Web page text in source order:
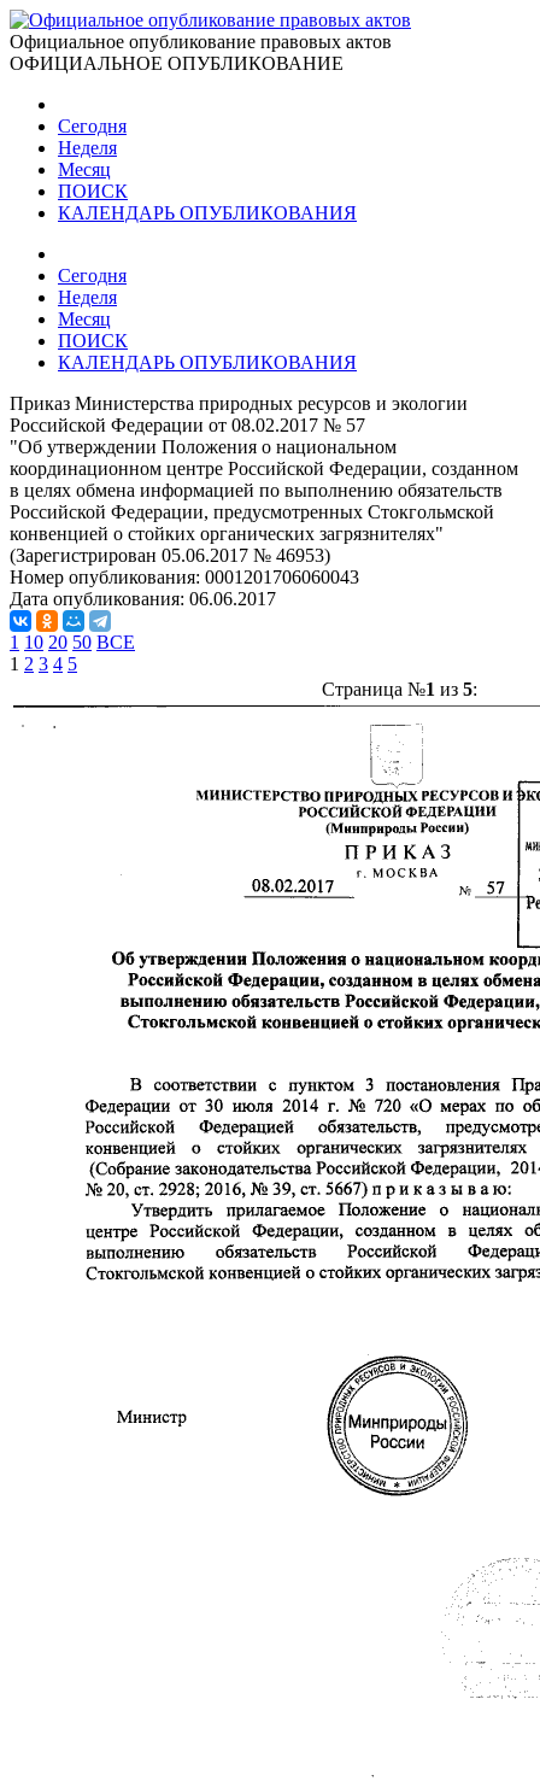
Официальное опубликование правовых актов
ОФИЦИАЛЬНОЕ ОПУБЛИКОВАНИЕ
Сегодня
Неделя
Месяц
ПОИСК
КАЛЕНДАРЬ ОПУБЛИКОВАНИЯ
Сегодня
Неделя
Месяц
ПОИСК
КАЛЕНДАРЬ ОПУБЛИКОВАНИЯ
Приказ Министерства природных ресурсов и экологии
Российской Федерации от 08.02.2017 № 57
"Об утверждении Положения о национальном
координационном центре Российской Федерации, созданном
в целях обмена информацией по выполнению обязательств
Российской Федерации, предусмотренных Стокгольмской
конвенцией о стойких органических загрязнителях"
(Зарегистрирован 05.06.2017 № 46953)
Номер опубликования: 0001201706060043
Дата опубликования: 06.06.2017
1 10 20 50 ВСЕ
1 2 3 4 5
Страница №1 из 5: